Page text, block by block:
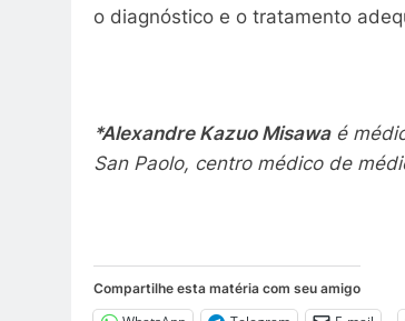
o diagnóstico e o tratamento
*Alexandre Kazuo Misawaé
San Paolo, centro médico de
Compartilhe esta matéria com seu amigo